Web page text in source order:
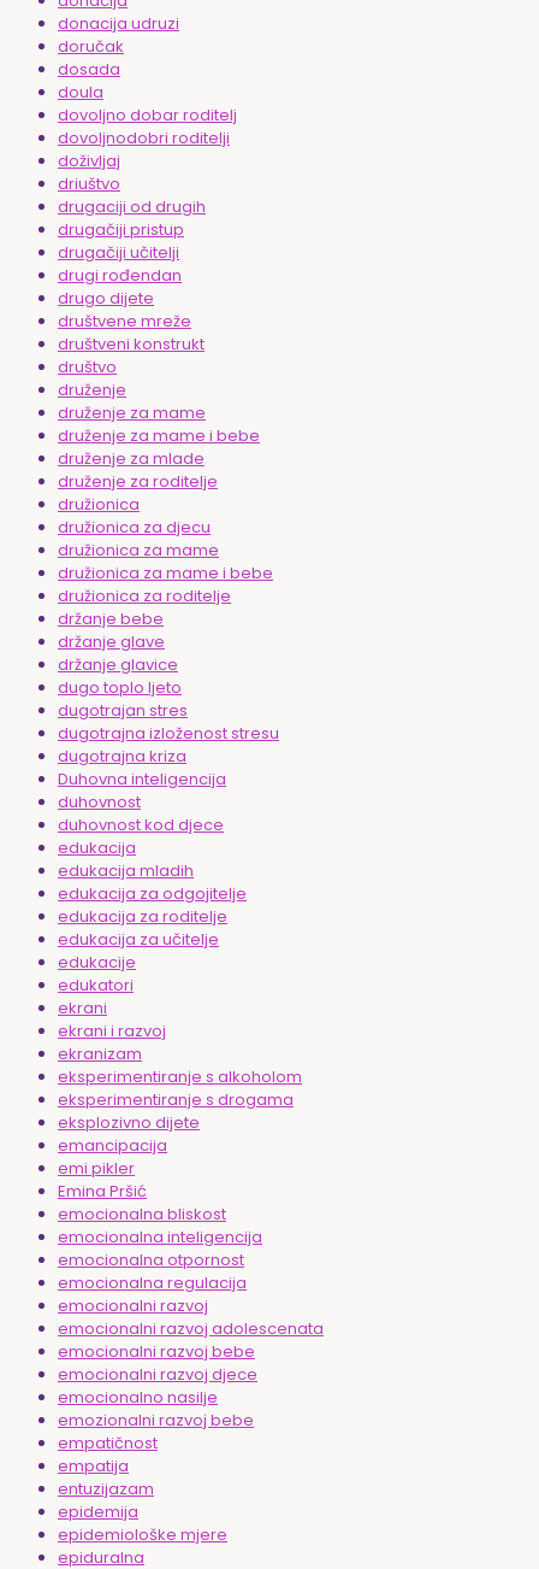
donacija udruzi
doručak
dosada
doula
dovoljno dobar roditelj
dovoljnodobri roditelji
doživljaj
driuštvo
drugaciji od drugih
drugačiji pristup
drugačiji učitelji
drugi rođendan
drugo dijete
društvene mreže
društveni konstrukt
društvo
druženje
druženje za mame
druženje za mame i bebe
druženje za mlade
druženje za roditelje
družionica
družionica za djecu
družionica za mame
družionica za mame i bebe
družionica za roditelje
držanje bebe
držanje glave
držanje glavice
dugo toplo ljeto
dugotrajan stres
dugotrajna izloženost stresu
dugotrajna kriza
Duhovna inteligencija
duhovnost
duhovnost kod djece
edukacija
edukacija mladih
edukacija za odgojitelje
edukacija za roditelje
edukacija za učitelje
edukacije
edukatori
ekrani
ekrani i razvoj
ekranizam
eksperimentiranje s alkoholom
eksperimentiranje s drogama
eksplozivno dijete
emancipacija
emi pikler
Emina Pršić
emocionalna bliskost
emocionalna inteligencija
emocionalna otpornost
emocionalna regulacija
emocionalni razvoj
emocionalni razvoj adolescenata
emocionalni razvoj bebe
emocionalni razvoj djece
emocionalno nasilje
emozionalni razvoj bebe
empatičnost
empatija
entuzijazam
epidemija
epidemiološke mjere
epiduralna